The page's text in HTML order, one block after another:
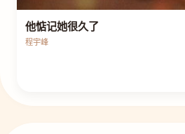
他惦记她很久了
程宇峰